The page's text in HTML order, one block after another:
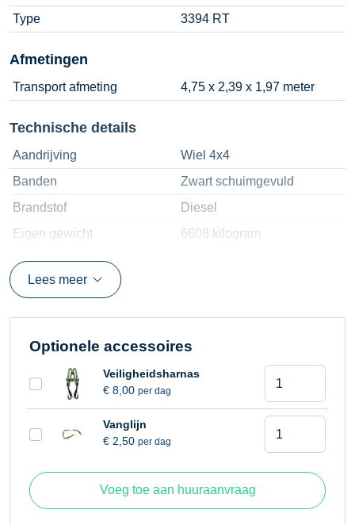
Type
3394 RT
Afmetingen
Transport afmeting 4,75 x 2,39 x 1,97 meter
Technische details
Aandrijving
Wiel 4x4
Banden
Zwart schuimgevuld
Brandstof
Diesel
Eigen gewicht
6608 kilogram
Gebruiksomstandigheden
Hefvermogen
Platform afmetingen
Platform hoogte
Windbelasting
Maximaal 12,5 meter per
Lees meer
Optionele accessoires
Veiligheidsharnas
€8,00 per dag
meter
aantal
Vanglijn
€2,50 per dag
12,10
Voeg toe aan huuraanvraag